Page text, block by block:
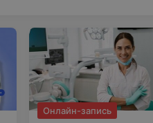
Онлайн-запись